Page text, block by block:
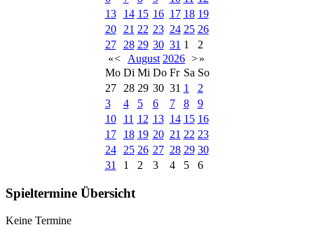
13
14 15 16 17 18 19
20
21 22 23 24 25 26
27
28 29 30 31 1
2
«< August 2026 >»
Mo Di Mi Do Fr Sa So
27
28 29 30 31 1
2
3
4 5 6 7 8
9
10
11 12 13 14 15 16
17
18 19 20 21 22 23
24
25 26 27 28 29 30
31
1 2 3 4 5 6
Spieltermine Übersicht
Keine Termine